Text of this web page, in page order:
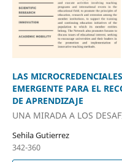
LAS
EMERGENTE PARA EL
DE APRENDIZAJE
UNA MIRADA A LOS
Sehila Gutierrez
342-360